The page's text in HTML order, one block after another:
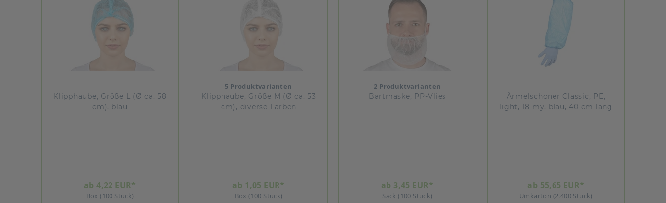
Klipphaube, Größe L (Ø ca. 58
cm), blau
ab 4,22 EUR*
Box (100 Stück)
5 Produktvarianten
Klipphaube, Größe M (Ø ca. 53
cm), diverse Farben
ab 1,05 EUR*
Box (100 Stück)
2 Produktvarianten
Bartmaske, PP-Vlies
ab 3,45 EUR*
Sack (100 Stück)
Ärmelschoner Classic, PE,
light, 18 my, blau, 40 cm lang
ab 55,65 EUR*
Umkarton (2.400 Stück)